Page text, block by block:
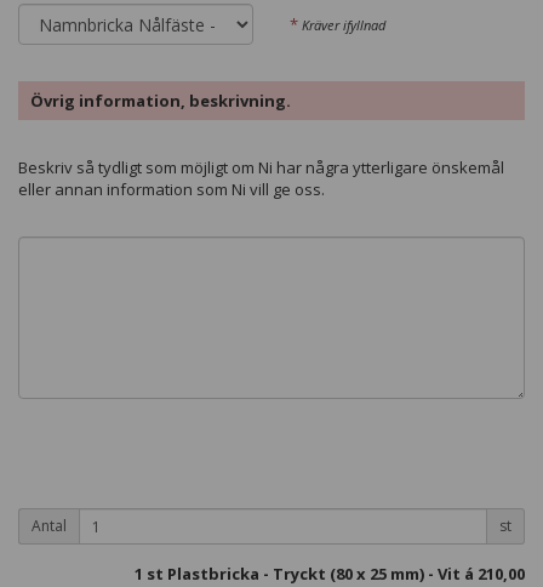
* Kräver ifyllnad
Övrig information, beskrivning.
Beskriv så tydligt som möjligt om Ni har några ytterligare önskemål
eller annan information som Ni vill ge oss.
Antal st
1 st Plastbricka - Tryckt (80 x 25 mm) - Vit á 210,00